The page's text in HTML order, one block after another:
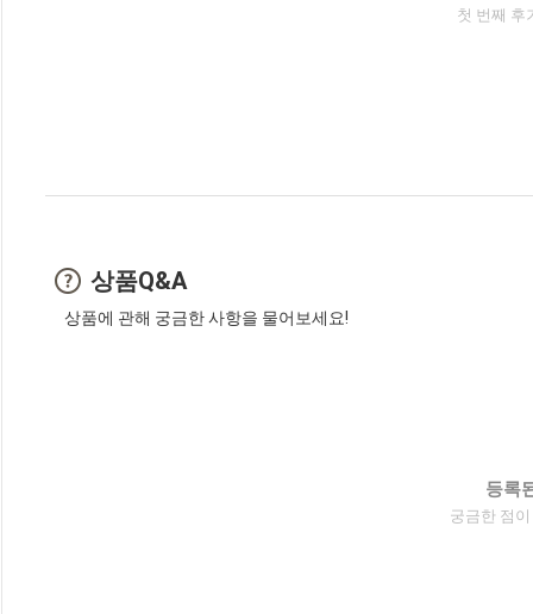
첫 번째 후
상품Q&A
상품에 관해 궁금한 사항을 물어보세요!
등록
궁금한 점